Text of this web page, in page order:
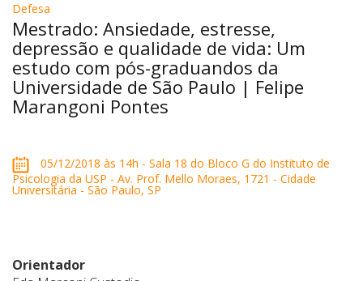
Defesa
Mestrado: Ansiedade, estresse,
depressão e qualidade de vida: Um
estudo com pós-graduandos da
Universidade de São Paulo | Felipe
Marangoni Pontes
05/12/2018 às 14h - Sala 18 do Bloco G do Instituto de
Psicologia da USP - Av. Prof. Mello Moraes, 1721 - Cidade
Universitária - São Paulo, SP
Orientador